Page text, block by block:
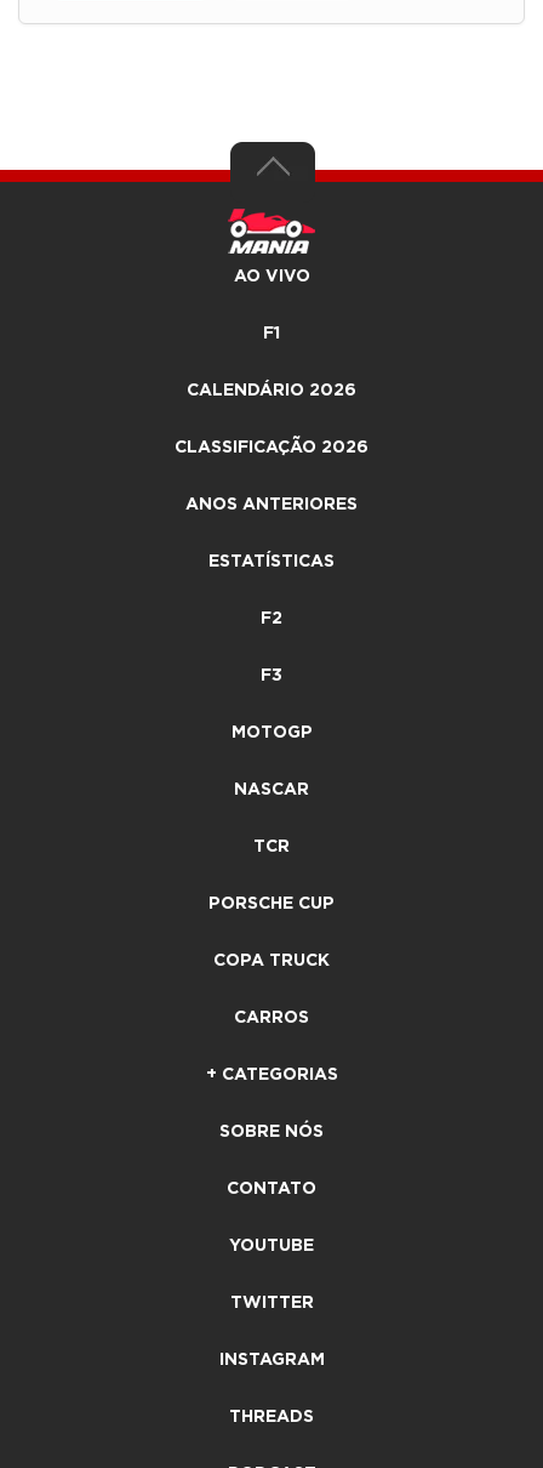
AO VIVO
F1
CALENDÁRIO 2026
CLASSIFICAÇÃO 2026
ANOS ANTERIORES
ESTATÍSTICAS
F2
F3
MOTOGP
NASCAR
TCR
PORSCHE CUP
COPA TRUCK
CARROS
+ CATEGORIAS
SOBRE NÓS
CONTATO
YOUTUBE
TWITTER
INSTAGRAM
THREADS